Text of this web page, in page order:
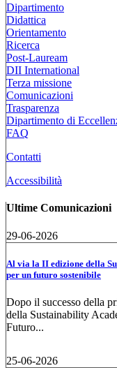
Dipartimento
Didattica
Orientamento
Ricerca
Post-Lauream
DII International
Terza missione
Comunicazioni
Trasparenza
Dipartimento di
FAQ
Contatti
Accessibilità
Ultime Comunicazioni
29-06-2026
Al via la II edizione della
per un futuro sostenibile
Dopo il successo della
della Sustainability
Futuro...
25-06-2026